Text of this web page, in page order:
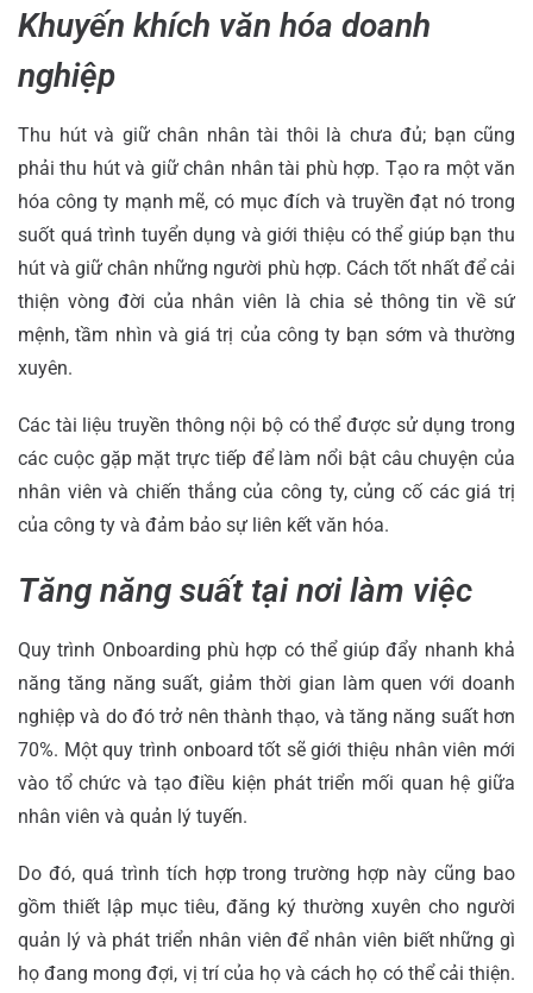
Khuyến khích văn hóa doanh
nghiệp
Thu hút và giữ chân nhân tài thôi là chưa đủ; bạn cũng
phải thu hút và giữ chân nhân tài phù hợp. Tạo ra một văn
hóa công ty mạnh mẽ, có mục đích và truyền đạt nó trong
suốt quá trình tuyển dụng và giới thiệu có thể giúp bạn thu
hút và giữ chân những người phù hợp. Cách tốt nhất để cải
thiện vòng đời của nhân viên là chia sẻ thông tin về sứ
mệnh, tầm nhìn và giá trị của công ty bạn sớm và thường
xuyên.
Các tài liệu truyền thông nội bộ có thể được sử dụng trong
các cuộc gặp mặt trực tiếp để làm nổi bật câu chuyện của
nhân viên và chiến thắng của công ty, củng cố các giá trị
của công ty và đảm bảo sự liên kết văn hóa.
Tăng năng suất tại nơi làm việc
Quy trình Onboarding phù hợp có thể giúp đẩy nhanh khả
năng tăng năng suất, giảm thời gian làm quen với doanh
nghiệp và do đó trở nên thành thạo, và tăng năng suất hơn
70%. Một quy trình onboard tốt sẽ giới thiệu nhân viên mới
vào tổ chức và tạo điều kiện phát triển mối quan hệ giữa
nhân viên và quản lý tuyến.
Do đó, quá trình tích hợp trong trường hợp này cũng bao
gồm thiết lập mục tiêu, đăng ký thường xuyên cho người
quản lý và phát triển nhân viên để nhân viên biết những gì
họ đang mong đợi, vị trí của họ và cách họ có thể cải thiện.